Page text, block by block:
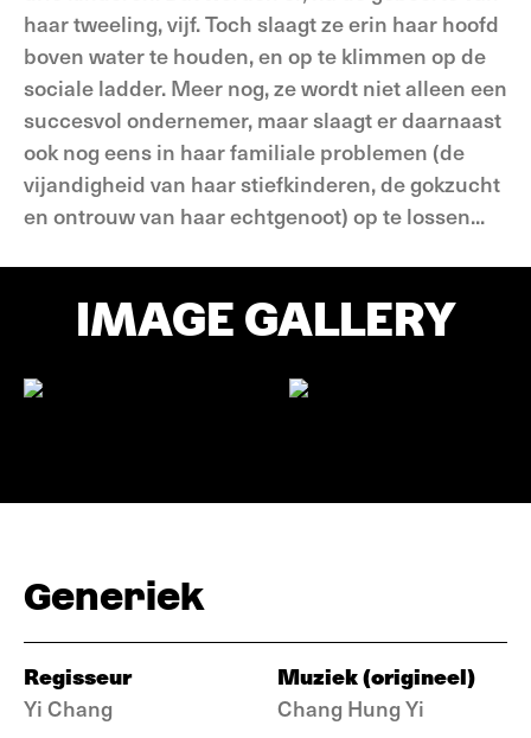
haar tweeling, vijf. Toch slaagt ze erin haar hoofd
boven water te houden, en op te klimmen op de
sociale ladder. Meer nog, ze wordt niet alleen een
succesvol ondernemer, maar slaagt er daarnaast
ook nog eens in haar familiale problemen (de
vijandigheid van haar stiefkinderen, de gokzucht
en ontrouw van haar echtgenoot) op te lossen...
IMAGE GALLERY
Generiek
Regisseur
Yi Chang
Muziek (origineel)
Chang Hung Yi